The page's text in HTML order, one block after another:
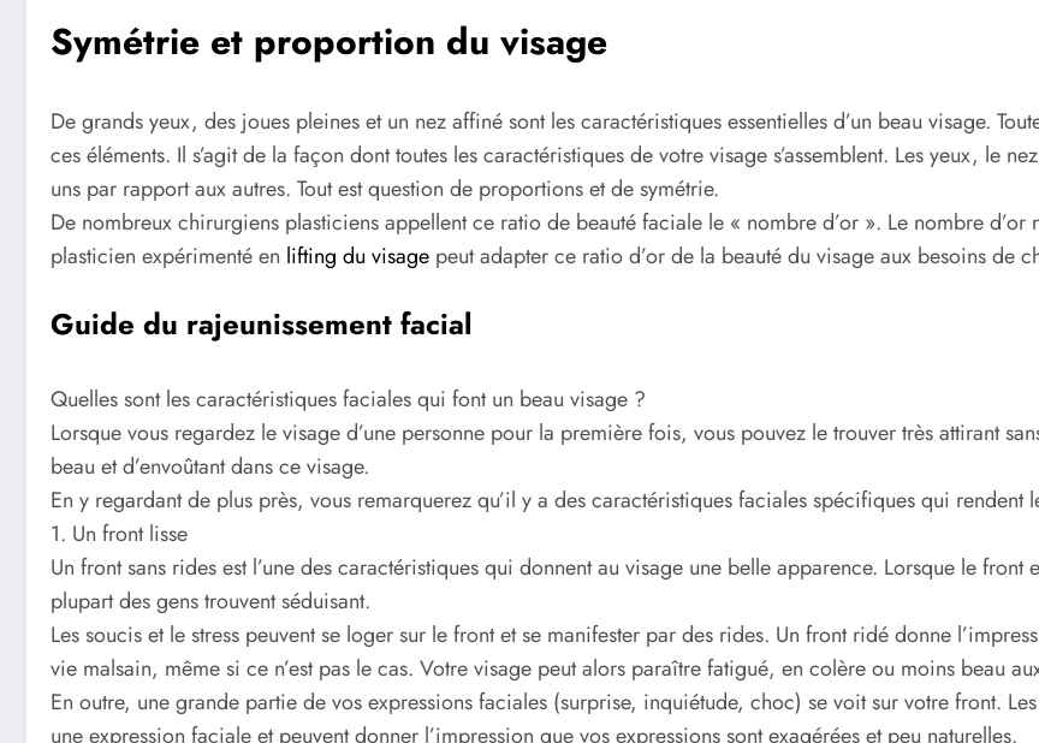
Symétrie et proportion du visage
De grands yeux, des joues pleines et un nez affiné sont les caractéristiques essentielles d’un beau visage.
ces éléments. Il s’agit de la façon dont toutes les caractéristiques de votre visage s’assemblent. Les yeux, le
uns par rapport aux autres. Tout est question de proportions et de symétrie.
De nombreux chirurgiens plasticiens appellent ce ratio de beauté faciale le « nombre d’or ». Le nombre d’or
plasticien expérimenté en lifting du visage peut adapter ce ratio d’or de la beauté du visage aux besoins de
Guide du rajeunissement facial
Quelles sont les caractéristiques faciales qui font un beau visage ?
Lorsque vous regardez le visage d’une personne pour la première fois, vous pouvez le trouver très attirant
beau et d’envoûtant dans ce visage.
En y regardant de plus près, vous remarquerez qu’il y a des caractéristiques faciales spécifiques qui rendent
1. Un front lisse
Un front sans rides est l’une des caractéristiques qui donnent au visage une belle apparence. Lorsque le
plupart des gens trouvent séduisant.
Les soucis et le stress peuvent se loger sur le front et se manifester par des rides. Un front ridé donne
vie malsain, même si ce n’est pas le cas. Votre visage peut alors paraître fatigué, en colère ou moins beau
En outre, une grande partie de vos expressions faciales (surprise, inquiétude, choc) se voit sur votre front.
une expression faciale et peuvent donner l’impression que vos expressions sont exagérées et peu naturelles.